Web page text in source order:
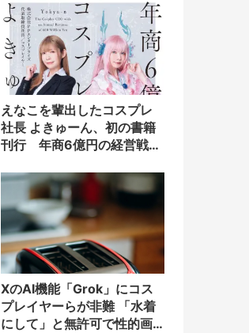
えなこを輩出したコスプレ
社長 よきゅーん、初の書籍
刊行 年商6億円の経営戦略
XのAI機能「Grok」にコス
プレイヤーらが非難 「水着
にして」と無許可で性的画